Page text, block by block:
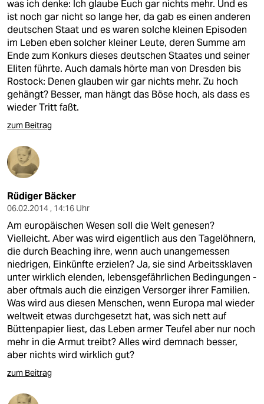
was ich denke: Ich glaube Euch gar nichts mehr. Und es
ist noch gar nicht so lange her, da gab es einen anderen
deutschen Staat und es waren solche kleinen Episoden
im Leben eben solcher kleiner Leute, deren Summe am
Ende zum Konkurs dieses deutschen Staates und seiner
Eliten führte. Auch damals hörte man von Dresden bis
Rostock: Denen glauben wir gar nichts mehr. Zu hoch
gehängt? Besser, man hängt das Böse hoch, als dass es
wieder Tritt faßt.
zum Beitrag
Rüdiger Bäcker
06.02.2014 , 14:16 Uhr
Am europäischen Wesen soll die Welt genesen?
Vielleicht. Aber was wird eigentlich aus den Tagelöhnern,
die durch Beaching ihre, wenn auch unangemessen
niedrigen, Einkünfte erzielen? Ja, sie sind Arbeitssklaven
unter wirklich elenden, lebensgefährlichen Bedingungen -
aber oftmals auch die einzigen Versorger ihrer Familien.
Was wird aus diesen Menschen, wenn Europa mal wieder
weltweit etwas durchgesetzt hat, was sich nett auf
Büttenpapier liest, das Leben armer Teufel aber nur noch
mehr in die Armut treibt? Alles wird demnach besser,
aber nichts wird wirklich gut?
zum Beitrag